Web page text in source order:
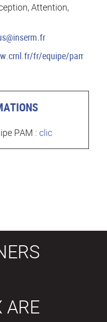
Attention,
fr/equipe/pam
PAM : clic
ARE